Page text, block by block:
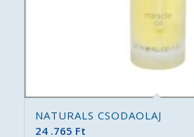
NATURALS CSODAOLAJ
24 .765 Ft